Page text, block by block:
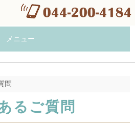
メニュー
問
るご質問